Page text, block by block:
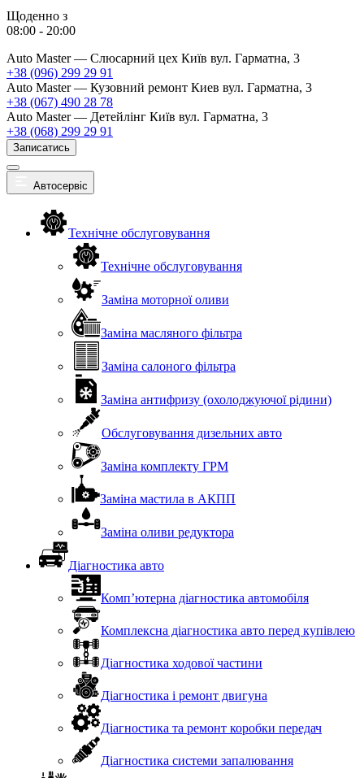
Щоденно з
08:00 - 20:00
Auto Master — Слюсарний цех Київ вул. Гарматна, 3
+38 (096) 299 29 91
Auto Master — Кузовний ремонт Киев вул. Гарматна, 3
+38 (067) 490 28 78
Auto Master — Детейлінг Київ вул. Гарматна, 3
+38 (068) 299 29 91
Записатись
Автосервіс
Технічне обслуговування
Технічне обслуговування
Заміна моторної оливи
Заміна масляного фільтра
Заміна салоного фільтра
Заміна антифризу (охолоджуючої рідини)
Обслуговування дизельних авто
Заміна комплекту ГРМ
Заміна мастила в АКПП
Заміна оливи редуктора
Діагностика авто
Комп’ютерна діагностика автомобіля
Комплексна діагностика авто перед купівлею
Діагностика ходової частини
Діагностика і ремонт двигуна
Діагностика та ремонт коробки передач
Діагностика системи запалювання